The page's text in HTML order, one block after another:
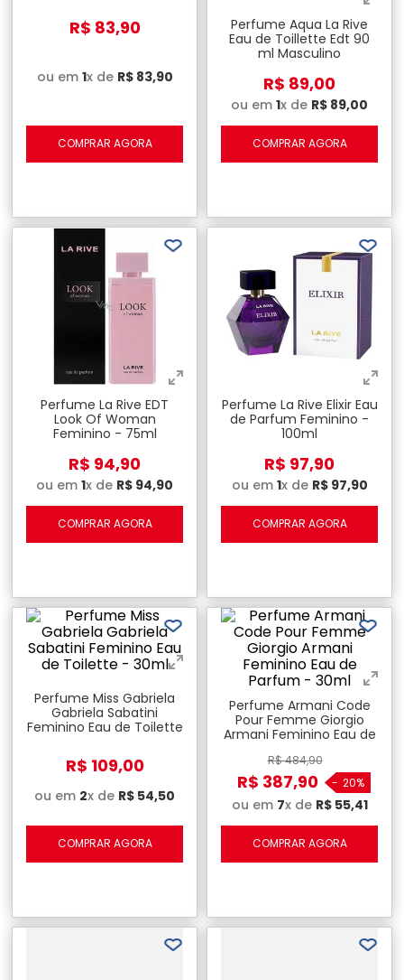
R$ 83,90
ou em 1x de R$ 83,90
COMPRAR AGORA
Perfume Aqua La Rive
Eau de Toillette Edt 90
ml Masculino
R$ 89,00
ou em 1x de R$ 89,00
COMPRAR AGORA
Perfume La Rive EDT
Look Of Woman
Feminino - 75ml
R$ 94,90
ou em 1x de R$ 94,90
COMPRAR AGORA
Perfume La Rive Elixir Eau
de Parfum Feminino -
100ml
R$ 97,90
ou em 1x de R$ 97,90
COMPRAR AGORA
Perfume Miss Gabriela
Gabriela Sabatini
Feminino Eau de Toilette
R$ 109,00
ou em 2x de R$ 54,50
COMPRAR AGORA
Perfume Armani Code
Pour Femme Giorgio
Armani Feminino Eau de
R$484,90
R$ 387,90 - 20%
ou em 7x de R$ 55,41
COMPRAR AGORA